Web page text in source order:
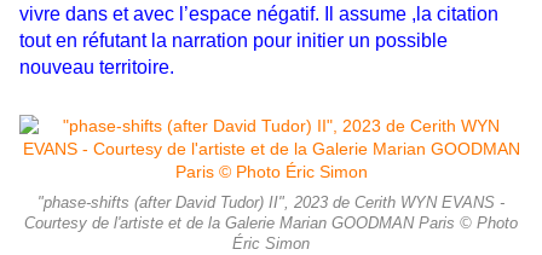
vivre dans et avec l’espace négatif. Il assume ,la citation
tout en réfutant la narration pour initier un possible
nouveau territoire.
"phase-shifts (after David Tudor) II", 2023 de Cerith WYN EVANS -
Courtesy de l'artiste et de la Galerie Marian GOODMAN Paris © Photo
Éric Simon